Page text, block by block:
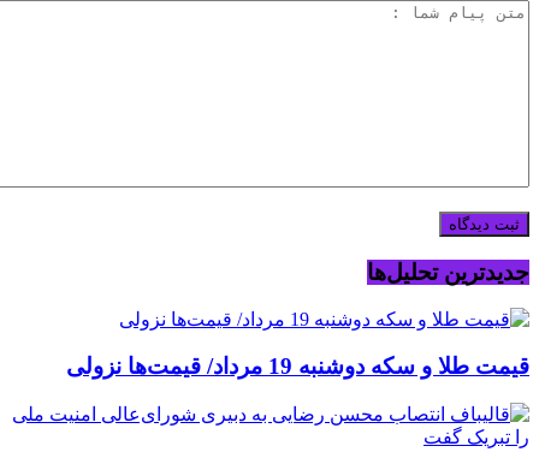
جدیدترین تحلیل‌ها
قیمت طلا و سکه دوشنبه 19 مرداد/ قیمت‌ها نزولی